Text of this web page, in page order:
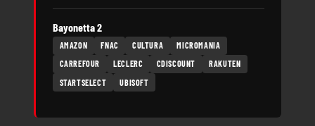
Bayonetta 2
AMAZON FNAC CULTURA
MICROMANIA
CARREFOUR
LECLERC CDISCOUNT
RAKUTEN
STARTSELECT
UBISOFT